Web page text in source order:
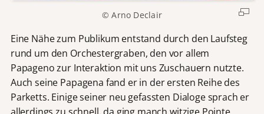
© Arno Declair
Eine Nähe zum Publikum entstand durch den Laufsteg
rund um den Orchestergraben, den vor allem
Papageno zur Interaktion mit uns Zuschauern nutzte.
Auch seine Papagena fand er in der ersten Reihe des
Parketts. Einige seiner neu gefassten Dialoge sprach er